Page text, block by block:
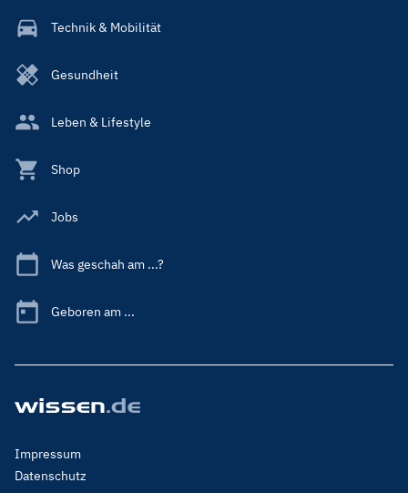
Technik & Mobilität
Gesundheit
Leben & Lifestyle
Shop
Jobs
Was geschah am ...?
Geboren am ...
Footer
Menu
Impressum
Datenschutz